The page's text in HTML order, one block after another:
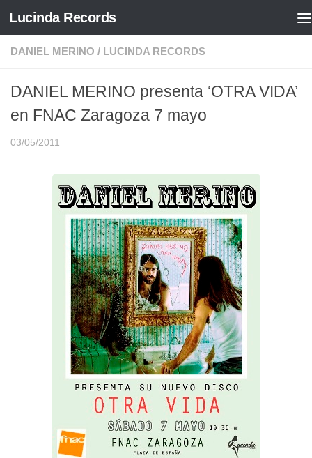
Saltar al contenido
Lucinda Records
DANIEL MERINO / LUCINDA RECORDS
DANIEL MERINO presenta ‘OTRA VIDA’
en FNAC Zaragoza 7 mayo
03/05/2011